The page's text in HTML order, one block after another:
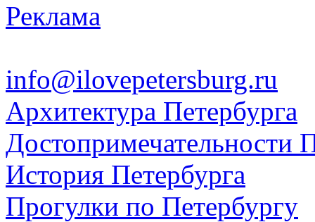
Реклама
info@ilovepetersburg.ru
Архитектура Петербурга
Достопримечательности
История Петербурга
Прогулки по Петербургу